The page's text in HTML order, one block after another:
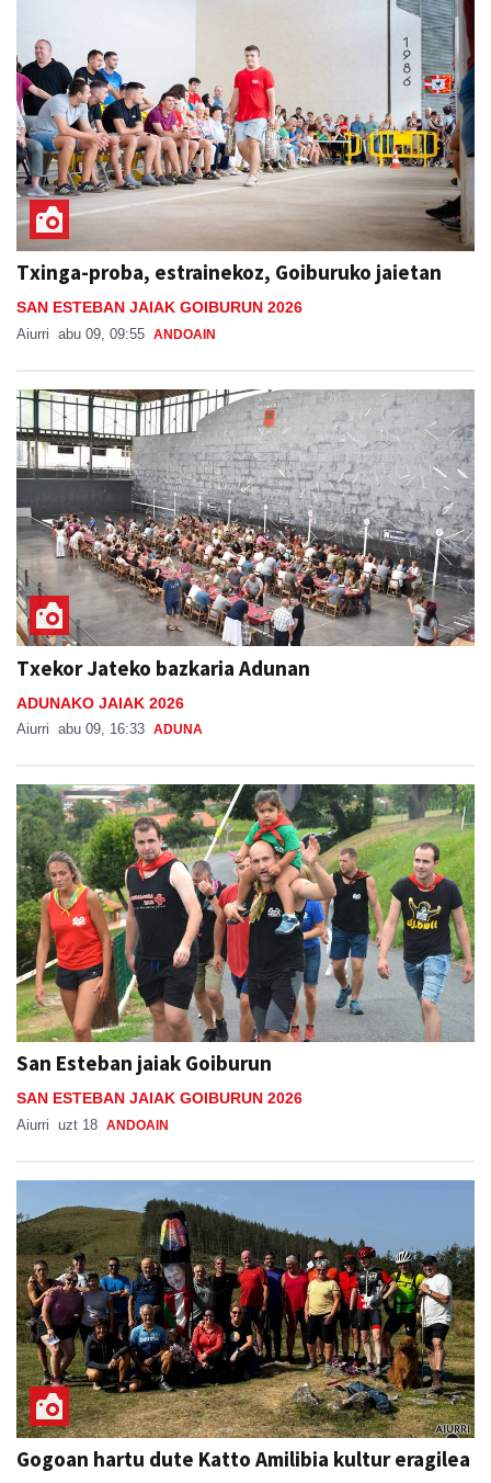
Txinga-proba, estrainekoz, Goiburuko jaietan
SAN ESTEBAN JAIAK GOIBURUN 2026
Aiurri abu 09, 09:55 ANDOAIN
Txekor Jateko bazkaria Adunan
ADUNAKO JAIAK 2026
Aiurri abu 09, 16:33 ADUNA
San Esteban jaiak Goiburun
SAN ESTEBAN JAIAK GOIBURUN 2026
Aiurri uzt 18 ANDOAIN
Gogoan hartu dute Katto Amilibia kultur eragilea